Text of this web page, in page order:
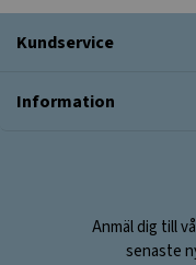
Kundservice
Information
Anmäl dig till
senaste